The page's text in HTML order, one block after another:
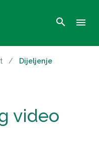
search menu
/
Dijeljenje
video